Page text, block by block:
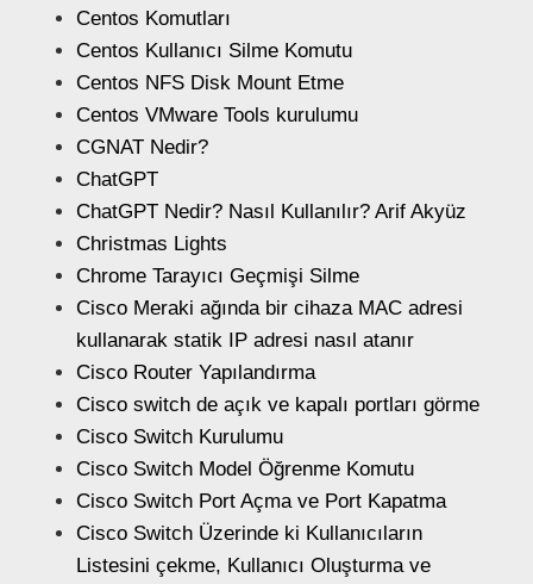
Centos Komutları
Centos Kullanıcı Silme Komutu
Centos NFS Disk Mount Etme
Centos VMware Tools kurulumu
CGNAT Nedir?
ChatGPT
ChatGPT Nedir? Nasıl Kullanılır? Arif Akyüz
Christmas Lights
Chrome Tarayıcı Geçmişi Silme
Cisco Meraki ağında bir cihaza MAC adresi
kullanarak statik IP adresi nasıl atanır
Cisco Router Yapılandırma
Cisco switch de açık ve kapalı portları görme
Cisco Switch Kurulumu
Cisco Switch Model Öğrenme Komutu
Cisco Switch Port Açma ve Port Kapatma
Cisco Switch Üzerinde ki Kullanıcıların
Listesini çekme, Kullanıcı Oluşturma ve